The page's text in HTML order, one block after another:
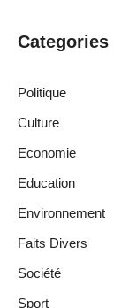
Categories
Politique
Culture
Economie
Education
Environnement
Faits Divers
Société
Sport